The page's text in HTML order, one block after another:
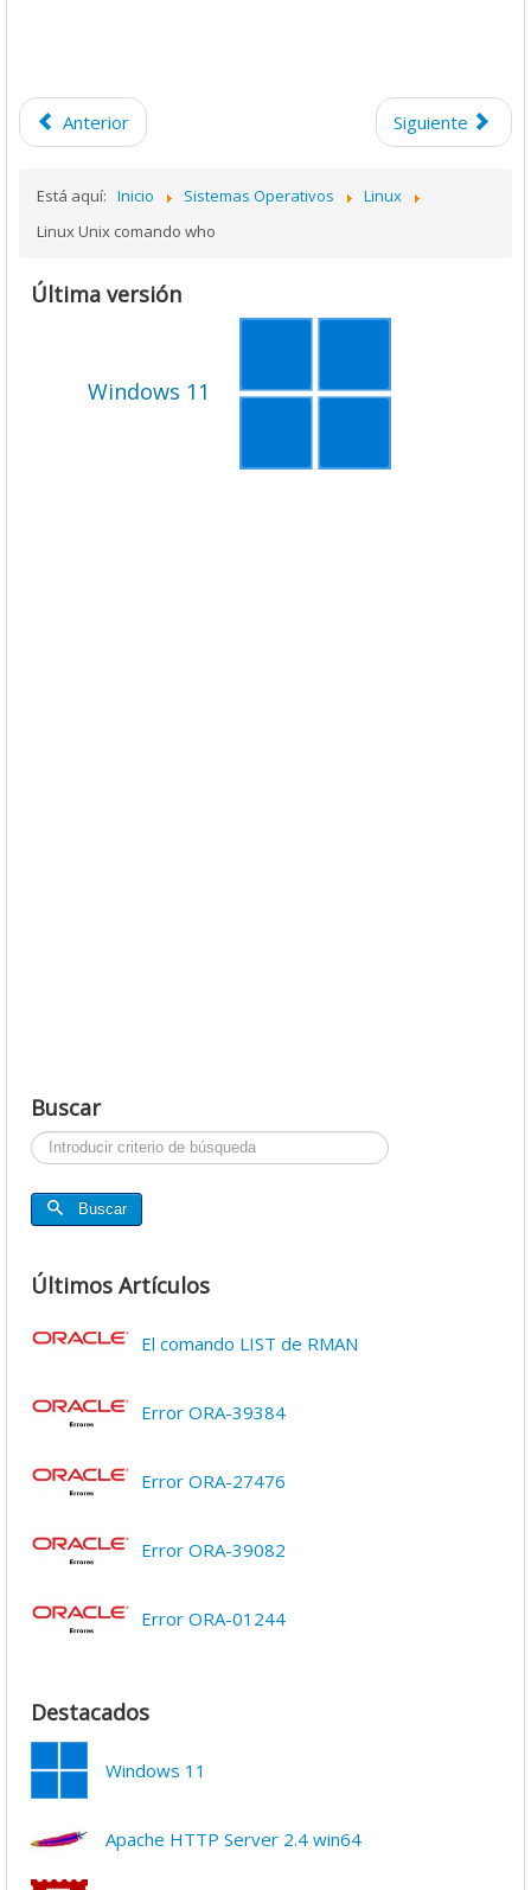
Anterior Siguiente
Está aquí: Inicio Sistemas Operativos
Linux
Linux Unix comando who
Última versión
Windows 11
Buscar
Buscar...
Buscar
Últimos Artículos
El comando LIST de RMAN
Error ORA-39384
Error ORA-27476
Error ORA-39082
Error ORA-01244
Destacados
Windows 11
Apache HTTP Server 2.4 win64